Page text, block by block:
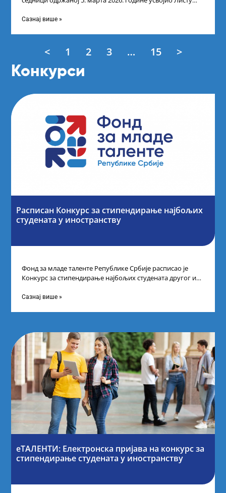
Сазнај више »
< 1 2 3 … 15 >
Конкурси
Расписан Конкурс за стипендирање најбољих
студената у иностранству
Фонд за младе таленте Републике Србије расписао је
Конкурс за стипендирање најбољих студената другог и
Сазнај више »
еТАЛЕНТИ: Електронска пријава на конкурс за
стипендирање студената у иностранству